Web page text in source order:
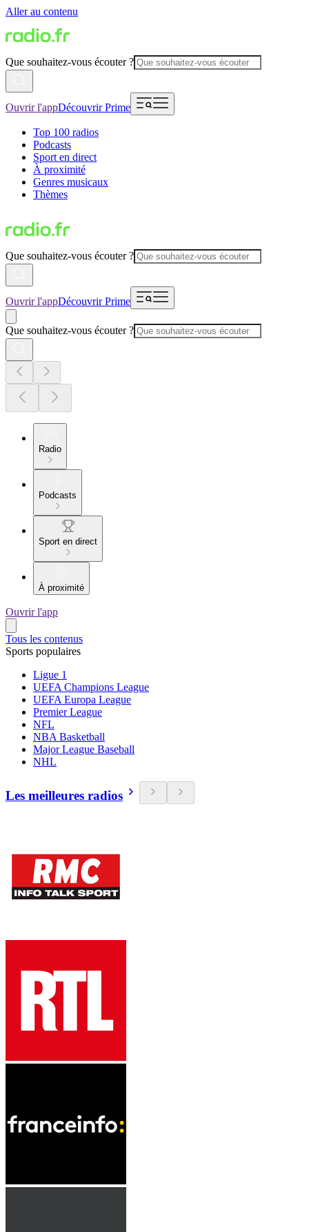
Aller au contenu
Que souhaitez-vous écouter ?
Ouvrir l'appDécouvrir Prime
Top 100 radios
Podcasts
Sport en direct
À proximité
Genres musicaux
Thèmes
Que souhaitez-vous écouter ?
Ouvrir l'appDécouvrir Prime
Que souhaitez-vous écouter ?
Radio
Podcasts
Sport en direct
À proximité
Ouvrir l'app
Tous les contenus
Sports populaires
Ligue 1
UEFA Champions League
UEFA Europa League
Premier League
NFL
NBA Basketball
Major League Baseball
NHL
Les meilleures radios